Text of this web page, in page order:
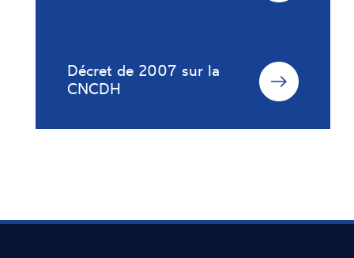
Décret de 2007 sur la
CNCDH